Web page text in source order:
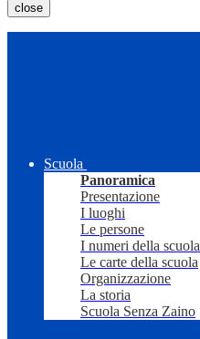
close
Scuola
Panoramica
Presentazione
I luoghi
Le persone
I numeri della scuola
Le carte della scuola
Organizzazione
La storia
Scuola Senza Zaino